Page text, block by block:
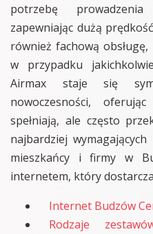
potrzebę
zapewniając dużą
również fachową
w przypadku
Airmax staje się
nowoczesności,
spełniają, ale często
najbardziej
mieszkańcy i firmy w
internetem, który
Internet Budzów
Rodzaje